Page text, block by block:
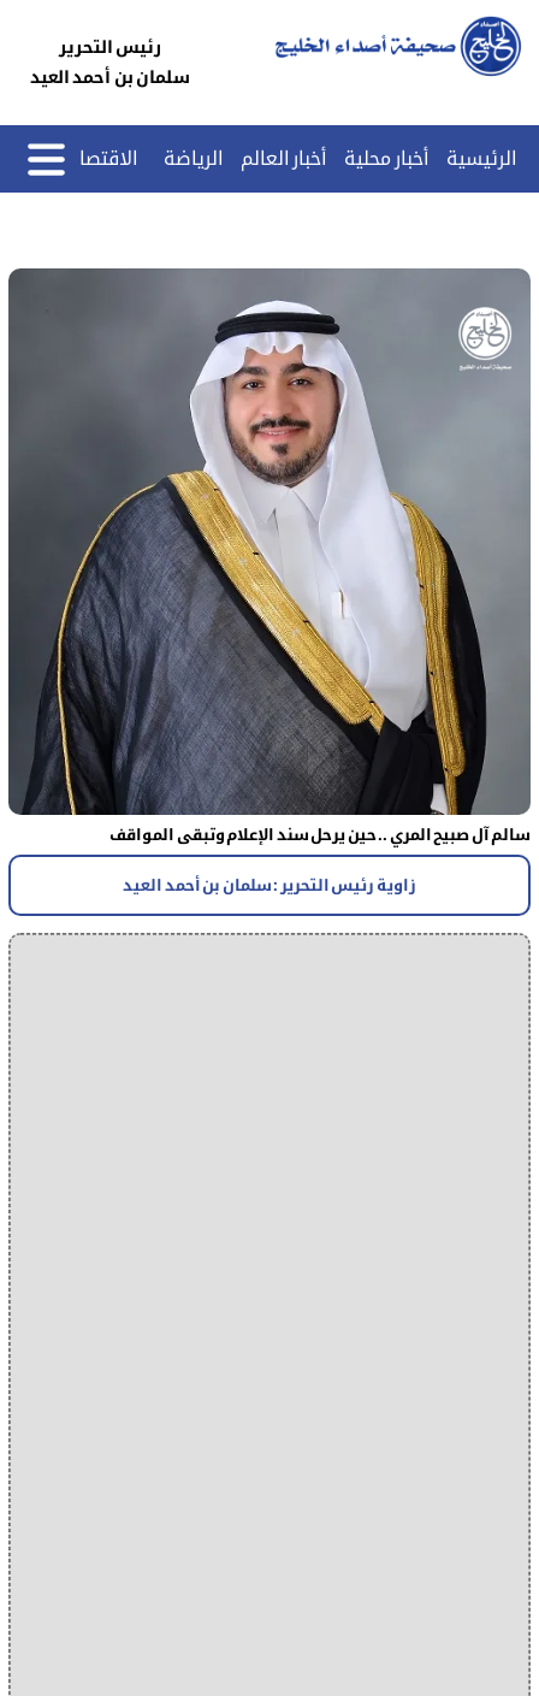
رئيس التحرير
سلمان بن أحمد العيد
الرئيسية أخبار محلية أخبار العالم الرياضة الاقتصاد
سالم آل صبيح المري .. حين يرحل سند الإعلام وتبقى المواقف
زاوية رئيس التحرير : سلمان بن أحمد العيد